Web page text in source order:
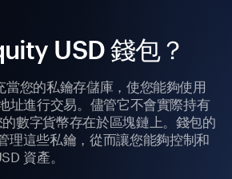
USD 錢包？
您的私鑰存儲庫，使您能夠使用
址進行交易。儘管它不會實際持有
數字貨幣存在於區塊鏈上。錢包的
理這些私鑰，從而讓您能夠控制和
資產。